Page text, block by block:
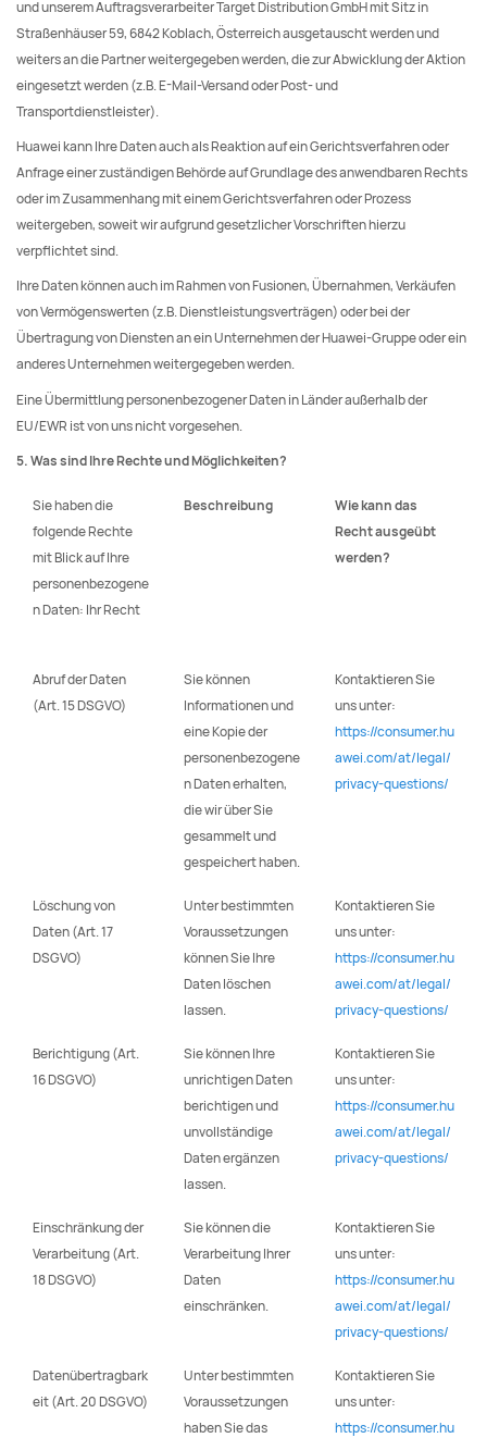
und unserem Auftragsverarbeiter Target Distribution GmbH mit Sitz in
Straßenhäuser 59, 6842 Koblach, Österreich ausgetauscht werden und
weiters an die Partner weitergegeben werden, die zur Abwicklung der Aktion
eingesetzt werden (z.B. E-Mail-Versand oder Post- und
Transportdienstleister).
Huawei kann Ihre Daten auch als Reaktion auf ein Gerichtsverfahren oder
Anfrage einer zuständigen Behörde auf Grundlage des anwendbaren Rechts
oder im Zusammenhang mit einem Gerichtsverfahren oder Prozess
weitergeben, soweit wir aufgrund gesetzlicher Vorschriften hierzu
verpflichtet sind.
Ihre Daten können auch im Rahmen von Fusionen, Übernahmen, Verkäufen
von Vermögenswerten (z.B. Dienstleistungsverträgen) oder bei der
Übertragung von Diensten an ein Unternehmen der Huawei-Gruppe oder ein
anderes Unternehmen weitergegeben werden.
Eine Übermittlung personenbezogener Daten in Länder außerhalb der
EU/EWR ist von uns nicht vorgesehen.
5. Was sind Ihre Rechte und Möglichkeiten?
Sie haben die
folgende Rechte
mit Blick auf Ihre
personenbezogene
n Daten: Ihr Recht
Beschreibung
Wie kann das
Recht ausgeübt
werden?
Abruf der Daten
(Art. 15 DSGVO)
Sie können
Informationen und
eine Kopie der
personenbezogene
n Daten erhalten,
die wir über Sie
gesammelt und
gespeichert haben.
Kontaktieren Sie
uns unter:
https://consumer.hu
awei.com/at/legal/
privacy-questions/
Löschung von
Daten (Art. 17
DSGVO)
Unter bestimmten
Voraussetzungen
können Sie Ihre
Daten löschen
lassen.
Kontaktieren Sie
uns unter:
https://consumer.hu
awei.com/at/legal/
privacy-questions/
Berichtigung (Art.
16 DSGVO)
Sie können Ihre
unrichtigen Daten
berichtigen und
unvollständige
Daten ergänzen
lassen.
Kontaktieren Sie
uns unter:
https://consumer.hu
awei.com/at/legal/
privacy-questions/
Einschränkung der
Verarbeitung (Art.
18 DSGVO)
Sie können die
Verarbeitung Ihrer
Daten
einschränken.
Kontaktieren Sie
uns unter:
https://consumer.hu
awei.com/at/legal/
privacy-questions/
Datenübertragbark
eit (Art. 20 DSGVO)
Unter bestimmten
Voraussetzungen
haben Sie das
Kontaktieren Sie
uns unter:
https://consumer.hu